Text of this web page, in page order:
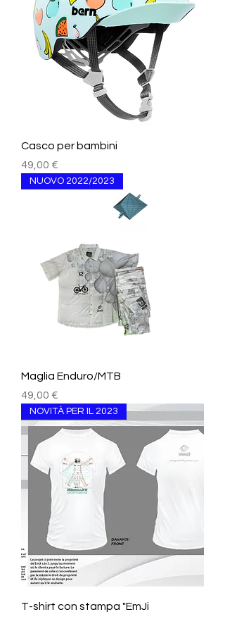
Casco per bambini
Prezzo
49,00 €
NUOVO 2022/2023
Maglia Enduro/MTB
Prezzo
49,00 €
NOVITÀ PER IL 2023
T-shirt con stampa "EmJi